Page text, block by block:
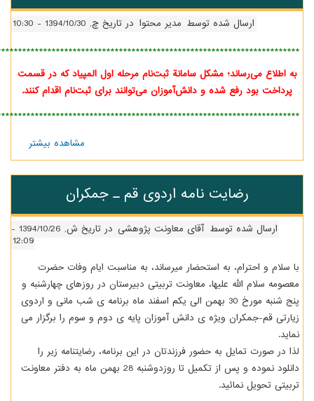
ارسال شده توسطمدیر محتوادر تاریخ چ, 1394/10/30 - 10:30
می‌رساند؛ مشکل سامانة ثبت‌نام مرحله اول المپیاد که در قسمت
بود رفع شده و دانش‌آموزان می‌توانند برای ثبت‌نام اقدام کنند.
مشاهده بیشتر
درباره
مشکل
رضایت نامه اردوی قم ـ جمکران
شده توسطآقای معاونت پژوهشی
در تاریخ ش, 1394/10/26 -
و احترام، به استحضار میرساند، به مناسبت ایام وفات حضرت
الله علیها، معاونت تربیتی دبیرستان در روزهای چهارشنبه و
پنج شنبه مورخ 30 بهمن الی یکم اسفند ماه برنامه ی شب مانی و اردوی
قم-جمکران ویژه ی دانش آموزان پایه ی دوم و سوم را برگزار می
تمایل به حضور فرزندتان در این برنامه، رضایتنامه زیر را
دانلود نموده و پس از تکمیل تا روزدوشنبه 28 بهمن ماه به دفتر معاونت
نمائید.